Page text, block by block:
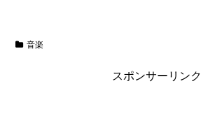
音楽
スポンサーリンク